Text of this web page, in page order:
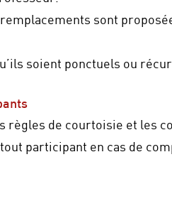
sont
soient ponctuels ou
règles de courtoisie et les
participant en cas de